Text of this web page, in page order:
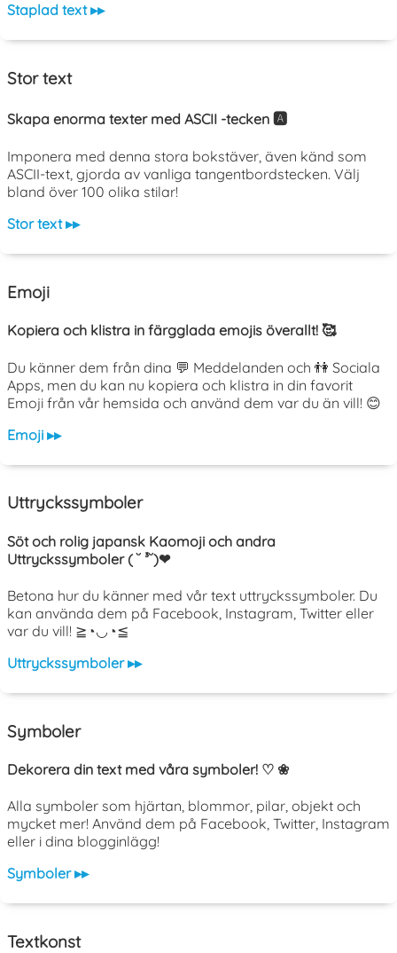
Staplad text ▸▸
Stor text
Skapa enorma texter med ASCII -tecken 🅰️
Imponera med denna stora bokstäver, även känd som
ASCII-text, gjorda av vanliga tangentbordstecken. Välj
bland över 100 olika stilar!
Stor text ▸▸
Emoji
Kopiera och klistra in färgglada emojis överallt! 🥰
Du känner dem från dina 💬 Meddelanden och 👫 Sociala
Apps, men du kan nu kopiera och klistra in din favorit
Emoji från vår hemsida och använd dem var du än vill! 😊
Emoji ▸▸
Uttryckssymboler
Söt och rolig japansk Kaomoji och andra
Uttryckssymboler ( ˘ ³˘)❤
Betona hur du känner med vår text uttryckssymboler. Du
kan använda dem på Facebook, Instagram, Twitter eller
var du vill! ≧◔◡◔≦
Uttryckssymboler ▸▸
Symboler
Dekorera din text med våra symboler! ♡ ❀
Alla symboler som hjärtan, blommor, pilar, objekt och
mycket mer! Använd dem på Facebook, Twitter, Instagram
eller i dina blogginlägg!
Symboler ▸▸
Textkonst